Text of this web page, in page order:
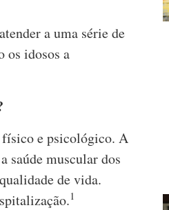
a uma série de
os idosos a
e psicológico. A
saúde muscular dos
de vida.
1